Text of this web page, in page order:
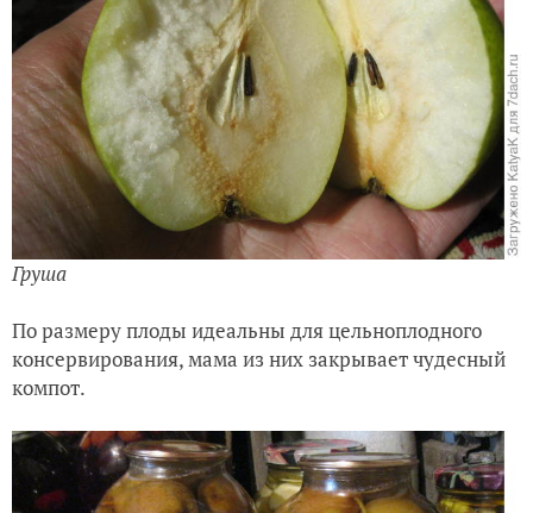
Груша
По размеру плоды идеальны для цельноплодного
консервирования, мама из них закрывает чудесный
компот.